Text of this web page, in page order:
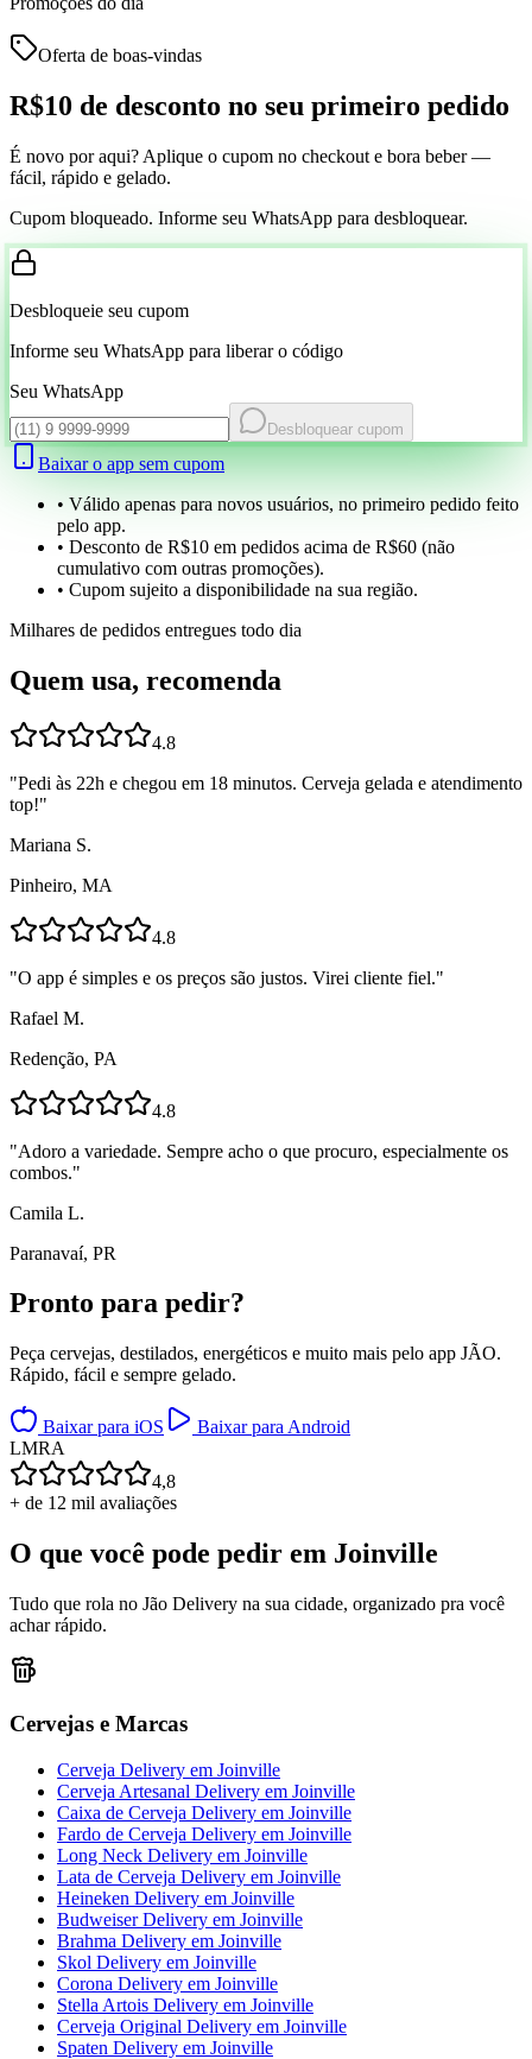
Oferta de boas-vindas
R$10 de desconto no seu primeiro pedido
É novo por aqui? Aplique o cupom no checkout e bora beber —
fácil, rápido e gelado.
Cupom bloqueado. Informe seu WhatsApp para desbloquear.
Desbloqueie seu cupom
Informe seu WhatsApp para liberar o código
Seu WhatsApp
Desbloquear cupom
Baixar o app sem cupom
• Válido apenas para novos usuários, no primeiro pedido feito
pelo app.
• Desconto de R$10 em pedidos acima de R$60 (não
cumulativo com outras promoções).
• Cupom sujeito a disponibilidade na sua região.
Milhares de pedidos entregues todo dia
Quem usa, recomenda
4.8
"Pedi às 22h e chegou em 18 minutos. Cerveja gelada e atendimento
top!"
Mariana S.
Pinheiro, MA
4.8
"O app é simples e os preços são justos. Virei cliente fiel."
Rafael M.
Redenção, PA
4.8
"Adoro a variedade. Sempre acho o que procuro, especialmente os
combos."
Camila L.
Paranavaí, PR
Pronto para pedir?
Peça cervejas, destilados, energéticos e muito mais pelo app JÃO.
Rápido, fácil e sempre gelado.
Baixar para iOS
Baixar para Android
LMRA
4,8
+ de 12 mil avaliações
O que você pode pedir em Joinville
Tudo que rola no Jão Delivery na sua cidade, organizado pra você
achar rápido.
Cervejas e Marcas
Cerveja Delivery em Joinville
Cerveja Artesanal Delivery em Joinville
Caixa de Cerveja Delivery em Joinville
Fardo de Cerveja Delivery em Joinville
Long Neck Delivery em Joinville
Lata de Cerveja Delivery em Joinville
Heineken Delivery em Joinville
Budweiser Delivery em Joinville
Brahma Delivery em Joinville
Skol Delivery em Joinville
Corona Delivery em Joinville
Stella Artois Delivery em Joinville
Cerveja Original Delivery em Joinville
Spaten Delivery em Joinville